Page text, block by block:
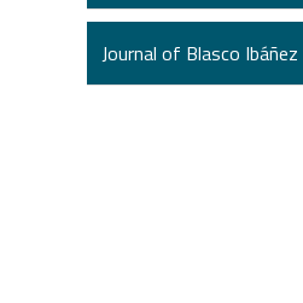
Journal of Blasco